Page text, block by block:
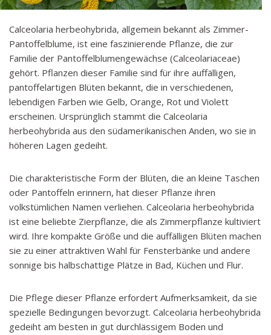
Calceolaria herbeohybrida, allgemein bekannt als Zimmer-
Pantoffelblume, ist eine faszinierende Pflanze, die zur
Familie der Pantoffelblumengewächse (Calceolariaceae)
gehört. Pflanzen dieser Familie sind für ihre auffälligen,
pantoffelartigen Blüten bekannt, die in verschiedenen,
lebendigen Farben wie Gelb, Orange, Rot und Violett
erscheinen. Ursprünglich stammt die Calceolaria
herbeohybrida aus den südamerikanischen Anden, wo sie in
höheren Lagen gedeiht.
Die charakteristische Form der Blüten, die an kleine Taschen
oder Pantoffeln erinnern, hat dieser Pflanze ihren
volkstümlichen Namen verliehen. Calceolaria herbeohybrida
ist eine beliebte Zierpflanze, die als Zimmerpflanze kultiviert
wird. Ihre kompakte Größe und die auffälligen Blüten machen
sie zu einer attraktiven Wahl für Fensterbänke und andere
sonnige bis halbschattige Plätze in Bad, Küchen und Flur.
Die Pflege dieser Pflanze erfordert Aufmerksamkeit, da sie
spezielle Bedingungen bevorzugt. Calceolaria herbeohybrida
gedeiht am besten in gut durchlässigem Boden und